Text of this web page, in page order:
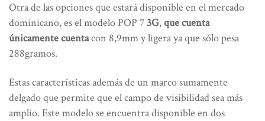
Otra de las opciones que estará disponible en el mercado
dominicano, es el modelo POP 73G,que cuenta
únicamente cuentacon 8,9mm y ligera ya que sólo pesa
288gramos.
Estas características además de un marco sumamente
delgado que permite que el campo de visibilidad sea más
amplio. Este modelo se encuentra disponible en dos